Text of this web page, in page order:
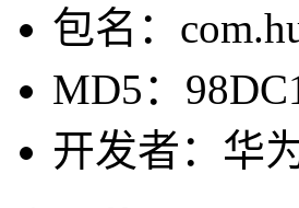
包名：
MD5：
开发者：华